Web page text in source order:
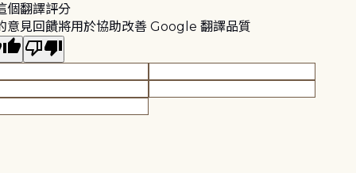
個翻譯評分
意見回饋將用於協助改善 Google 翻譯品質